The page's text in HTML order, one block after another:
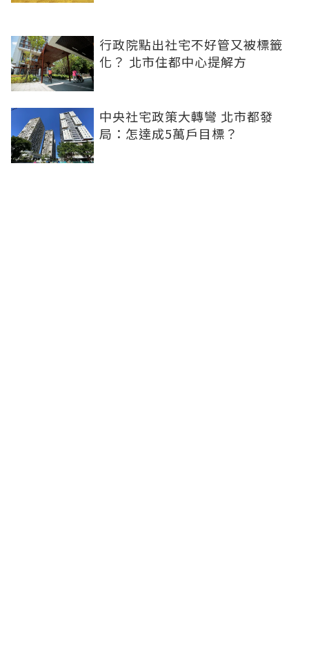
行政院點出社宅不好管又被標籤
化？ 北市住都中心提解方
中央社宅政策大轉彎 北市都發
局：怎達成5萬戶目標？